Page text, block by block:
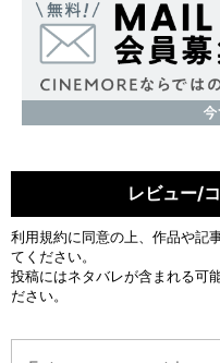
レビュー/
利用規約に同意の上、作品や記
てください。
投稿にはネタバレが含まれる可
ださい。